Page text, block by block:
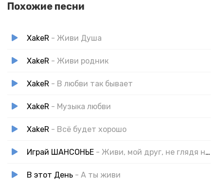
Похожие песни
XakeR - Живи Душа
XakeR - Живи родник
XakeR - В любви так бывает
XakeR - Музыка любви
XakeR - Всё будет хорошо
Играй ШАНСОНЬЕ - Живи, мой друг, не глядя на других
В этот День - А ты живи